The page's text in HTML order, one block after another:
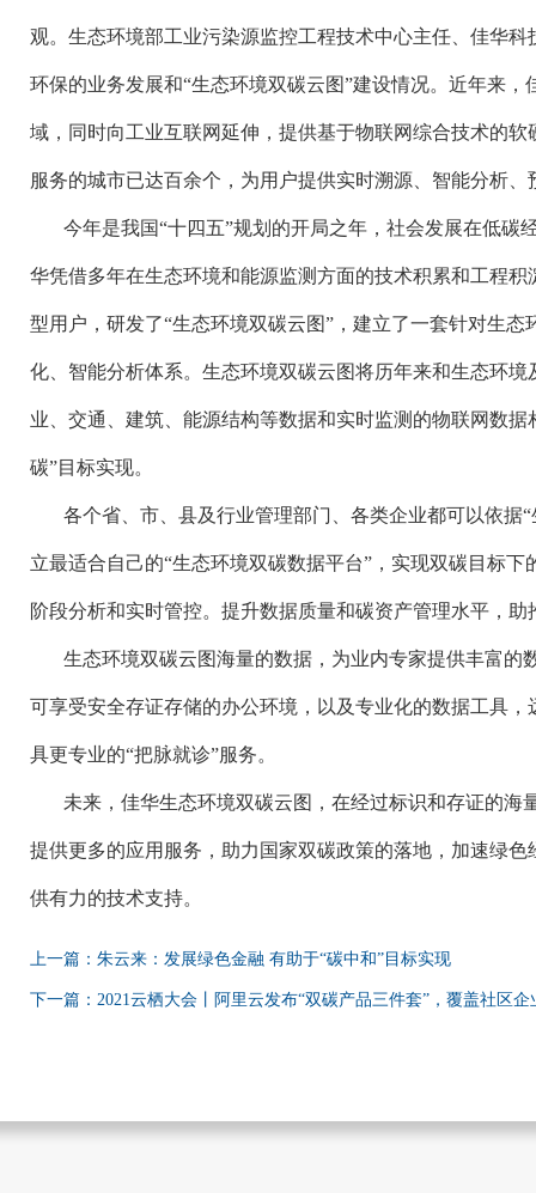
观。生态环境部工业污染源监控工程技术中心主任、佳华
环保的业务发展和“生态环境双碳云图”建设情况。近年来
域，同时向工业互联网延伸，提供基于物联网综合技术的
服务的城市已达百余个，为用户提供实时溯源、智能分析、
今年是我国“十四五”规划的开局之年，社会发展在低碳
华凭借多年在生态环境和能源监测方面的技术积累和工程
型用户，研发了“生态环境双碳云图”，建立了一套针对生
化、智能分析体系。生态环境双碳云图将历年来和生态环
业、交通、建筑、能源结构等数据和实时监测的物联网数
碳”目标实现。
各个省、市、县及行业管理部门、各类企业都可以依据
立最适合自己的“生态环境双碳数据平台”，实现双碳目标
阶段分析和实时管控。提升数据质量和碳资产管理水平，
生态环境双碳云图海量的数据，为业内专家提供丰富的
可享受安全存证存储的办公环境，以及专业化的数据工具
具更专业的“把脉就诊”服务。
未来，佳华生态环境双碳云图，在经过标识和存证的海
提供更多的应用服务，助力国家双碳政策的落地，加速绿
供有力的技术支持。
上一篇：朱云来：发展绿色金融 有助于“碳中和”目标实现
下一篇：2021云栖大会丨阿里云发布“双碳产品三件套”，覆盖社区企